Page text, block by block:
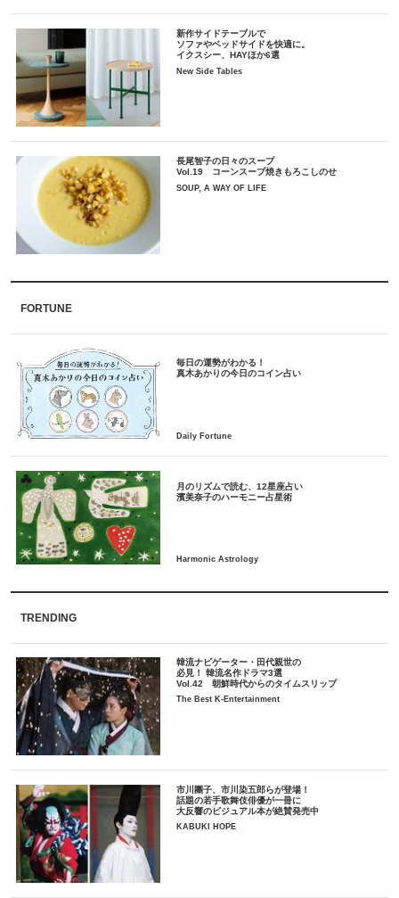
新作サイドテーブルで
ソファやベッドサイドを快適に。
イクスシー、HAYほか6選
New Side Tables
長尾智子の日々のスープ
Vol.19 コーンスープ焼きもろこしのせ
SOUP, A WAY OF LIFE
FORTUNE
毎日の運勢がわかる！
月のリズムで読む、12星座占い
TRENDING
韓流ナビゲーター・田代親世の
必見！ 韓流名作ドラマ3選
Vol.42 朝鮮時代からのタイムスリップ
The Best K-Entertainment
市川團子、市川染五郎らが登場！
話題の若手歌舞伎俳優が一冊に
大反響のビジュアル本が絶賛発売中
KABUKI HOPE